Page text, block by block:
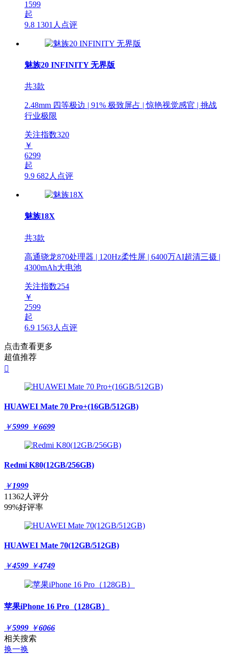
1599
起
9.8 1301人点评
魅族20 INFINITY 无界版
共3款
2.48mm 四等极边 | 91% 极致屏占 | 惊艳视觉感官 | 挑战
行业极限
关注指数320
￥
6299
起
9.9 682人点评
魅族18X
共3款
高通骁龙870处理器 | 120Hz柔性屏 | 6400万AI超清三摄 |
4300mAh大电池
关注指数254
￥
2599
起
6.9 1563人点评
点击查看更多
超值推荐

HUAWEI Mate 70 Pro+(16GB/512GB)
￥5999 ￥6699
Redmi K80(12GB/256GB)
￥1999
11362人评分
99%好评率
HUAWEI Mate 70(12GB/512GB)
￥4599 ￥4749
苹果iPhone 16 Pro（128GB）
￥5999 ￥6066
相关搜索
换一换